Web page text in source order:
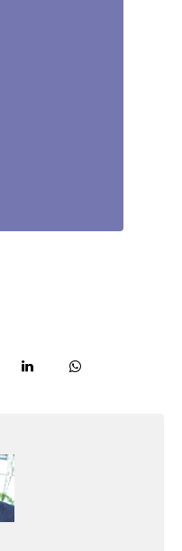
stránku pro budoucí